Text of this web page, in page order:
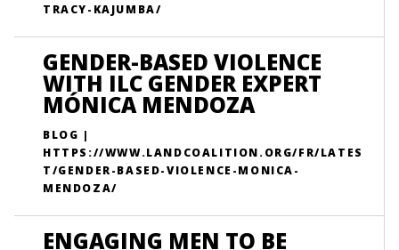
TRACY-KAJUMBA/
GENDER-BASED VIOLENCE
WITH ILC GENDER EXPERT
MÓNICA MENDOZA
BLOG |
HTTPS://WWW.LANDCOALITION.ORG/FR/LATES
T/GENDER-BASED-VIOLENCE-MONICA-
MENDOZA/
ENGAGING MEN TO BE